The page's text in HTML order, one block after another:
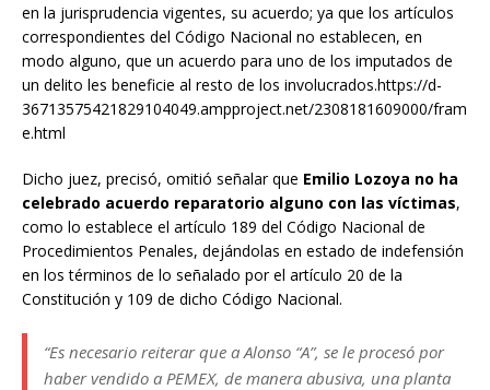
en la jurisprudencia vigentes, su acuerdo; ya que los artículos
correspondientes del Código Nacional no establecen, en
modo alguno, que un acuerdo para uno de los imputados de
un delito les beneficie al resto de los involucrados.https://d-
36713575421829104049.ampproject.net/2308181609000/fram
e.html
Dicho juez, precisó, omitió señalar que Emilio Lozoya no ha
celebrado acuerdo reparatorio alguno con las víctimas,
como lo establece el artículo 189 del Código Nacional de
Procedimientos Penales, dejándolas en estado de indefensión
en los términos de lo señalado por el artículo 20 de la
Constitución y 109 de dicho Código Nacional.
“Es necesario reiterar que a Alonso “A”, se le procesó por
haber vendido a PEMEX, de manera abusiva, una planta